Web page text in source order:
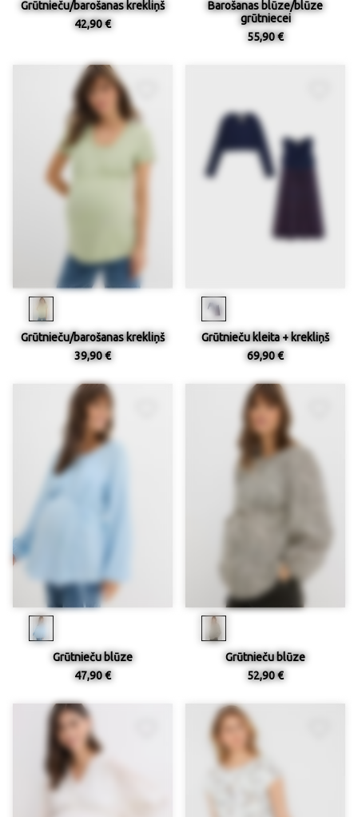
Grūtnieču/barošanas krekliņš
42,90 €
Barošanas blūze/blūze
grūtniecei
55,90 €
Grūtnieču/barošanas krekliņš
39,90 €
Grūtnieču kleita + krekliņš
69,90 €
Grūtnieču blūze
47,90 €
Grūtnieču blūze
52,90 €